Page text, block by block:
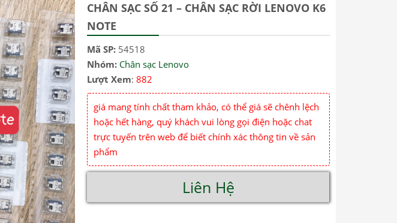
CHÂN SẠC SỐ 21 – CHÂN SẠC RỜI LENOVO K6
NOTE
Mã SP: 54518
Nhóm: Chân sạc Lenovo
Lượt Xem: 882
giá mang tính chất tham khảo, có thể giá sẽ chênh lệch
hoặc hết hàng, quý khách vui lòng gọi điện hoặc chat
trực tuyến trên web để biết chính xác thông tin về sản
phẩm
Liên Hệ